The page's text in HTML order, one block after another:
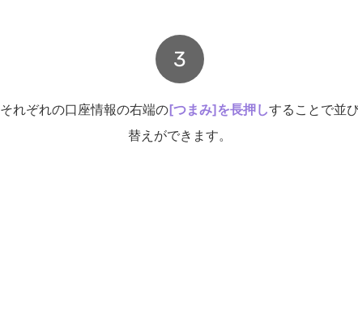
3
それぞれの口座情報の右端の[つまみ]を長押しすることで並
替えができます。